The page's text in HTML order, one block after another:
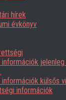
hírek
évkönyv
jelenleg
külsős
információk